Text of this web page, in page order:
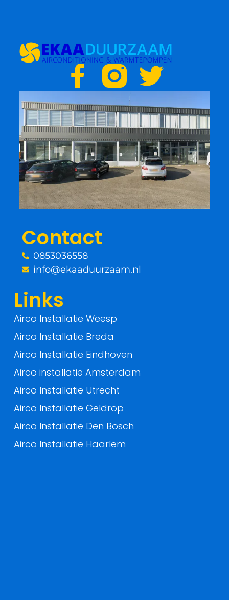
F
a
c
e
b
o
k
-
T
w
i
t
t
e
Contact
0853036558
info@ekaaduurzaam.nl
Links
Airco Installatie Weesp
Airco Installatie Breda
Airco Installatie Eindhoven
Airco installatie Amsterdam
Airco Installatie Utrecht
Airco Installatie Geldrop
Airco Installatie Den Bosch
Airco Installatie Haarlem